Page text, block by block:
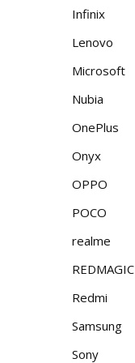
Infinix
Lenovo
Microsoft
Nubia
OnePlus
Onyx
OPPO
POCO
realme
REDMAGIC
Redmi
Samsung
Sony